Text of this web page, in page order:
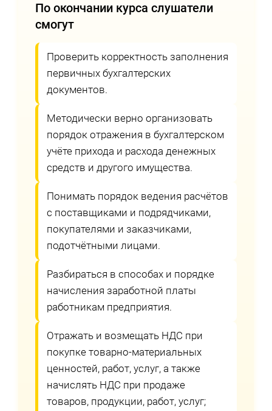
По окончании курса слушатели
смогут
Проверить корректность заполнения
первичных бухгалтерских
документов.
Методически верно организовать
порядок отражения в бухгалтерском
учёте прихода и расхода денежных
средств и другого имущества.
Понимать порядок ведения расчётов
с поставщиками и подрядчиками,
покупателями и заказчиками,
подотчётными лицами.
Разбираться в способах и порядке
начисления заработной платы
работникам предприятия.
Отражать и возмещать НДС при
покупке товарно-материальных
ценностей, работ, услуг, а также
начислять НДС при продаже
товаров, продукции, работ, услуг;